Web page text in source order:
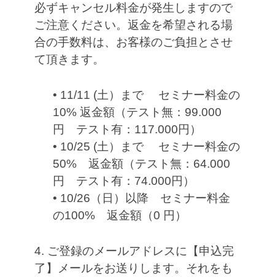
必ずキャンセル料金が発生しますので
ご注意ください。返金を希望される場
合の手数料は、お客様のご負担とさせ
て頂きます。
• 11/11 (土）まで セミナー料金の
10% 返金額（テスト無：99.000
円 テスト有：117.000円）
• 10/25 (土）まで セミナー料金の
50% 返金額（テスト無：64.000
円 テスト有：74.000円）
• 10/26（日）以降 セミナー料金
の100% 返金額（0 円）
4. ご登録のメールアドレスに【申込完
了】メールをお送りします。それをも